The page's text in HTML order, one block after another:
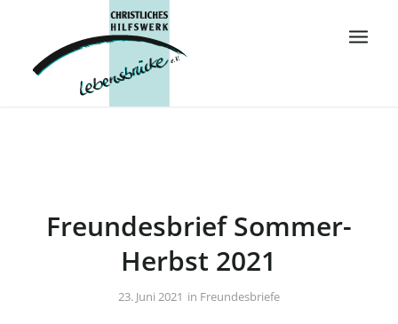
Freundesbrief Sommer-
Herbst 2021
23. Juni 2021 in Freundesbriefe